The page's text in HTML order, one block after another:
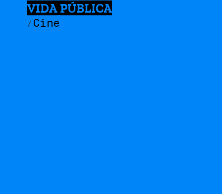
VIDA PÚBLICA
/ Cine